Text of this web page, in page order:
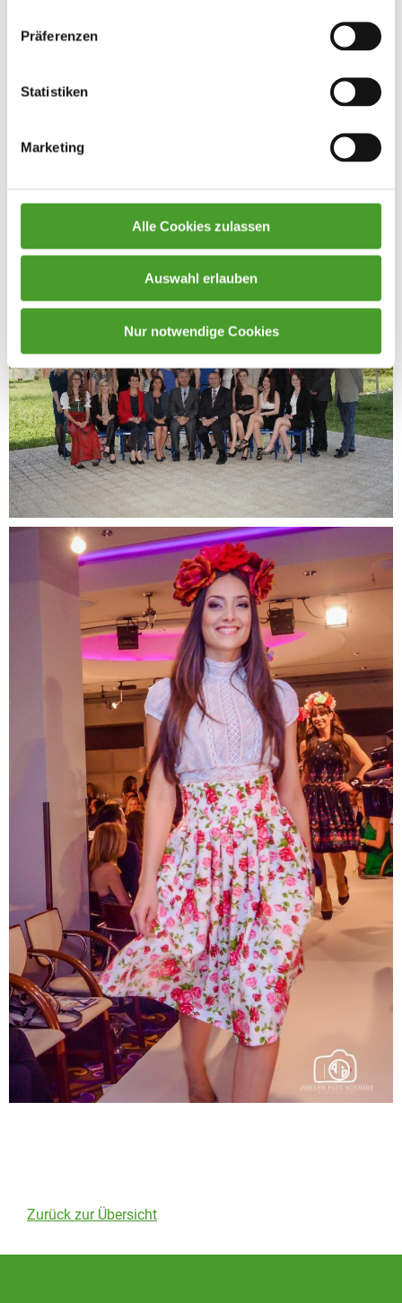
Präferenzen
Statistiken
Marketing
Alle Cookies zulassen
Auswahl erlauben
Nur notwendige Cookies
Zurück zur Übersicht